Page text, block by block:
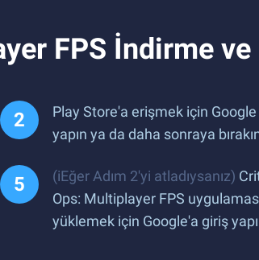
FPS İndirme ve
Play Store'a erişmek için
yapın ya da daha sonraya
(iEğer Adım 2'yi atladıysanız)
Ops: Multiplayer FPS
yüklemek için Google'a giriş